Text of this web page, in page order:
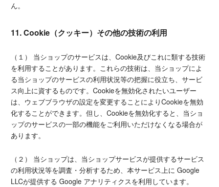
ん。
11. Cookie（クッキー）その他の技術の利用
（１） 当ショップのサービスは、Cookie及びこれに類する技術
を利用することがあります。これらの技術は、当ショップによ
る当ショップのサービスの利用状況等の把握に役立ち、サービ
ス向上に資するものです。Cookieを無効化されたいユーザー
は、ウェブブラウザの設定を変更することによりCookieを無効
化することができます。但し、Cookieを無効化すると、当ショ
ップのサービスの一部の機能をご利用いただけなくなる場合が
あります。
（２） 当ショップは、当ショップサービスが提供するサービス
の利用状況等を調査・分析するため、本サービス上に Google
LLCが提供する Google アナリティクスを利用しています。